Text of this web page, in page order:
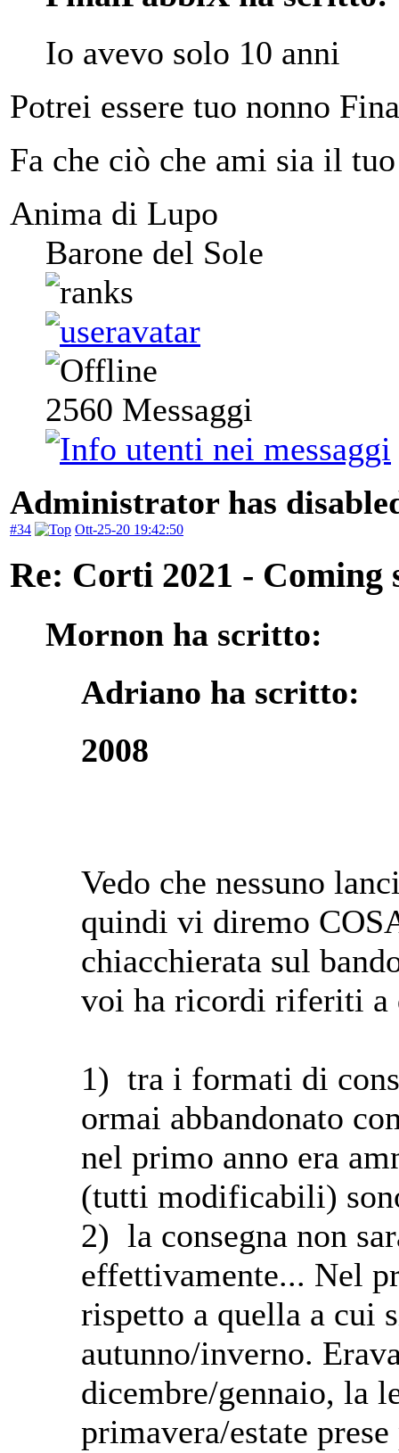
Io avevo solo 10 anni
Potrei essere tuo nonno
Fa che ciò che ami sia il
Anima di Lupo
Barone del Sole
2560 Messaggi
Administrator has
#34 Ott-25-20 19:42:50
Re: Corti 2021 - Coming
Mornon ha scritto:
Adriano ha scritto:
2008
Vedo che nessuno
quindi vi diremo
chiacchierata sul
voi ha ricordi riferiti a
1) tra i formati di
ormai abbandonato
nel primo anno era
(tutti modificabili)
2) la consegna non
effettivamente... Nel
rispetto a quella a cui
autunno/inverno.
dicembre/gennaio, la
primavera/estate